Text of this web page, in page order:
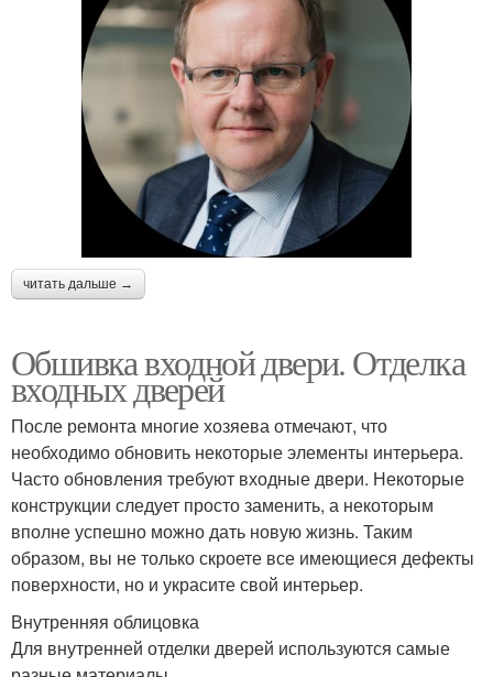
читать дальше →
Обшивка входной двери. Отделка
входных дверей
После ремонта многие хозяева отмечают, что
необходимо обновить некоторые элементы интерьера.
Часто обновления требуют входные двери. Некоторые
конструкции следует просто заменить, а некоторым
вполне успешно можно дать новую жизнь. Таким
образом, вы не только скроете все имеющиеся дефекты
поверхности, но и украсите свой интерьер.
Внутренняя облицовка
Для внутренней отделки дверей используются самые